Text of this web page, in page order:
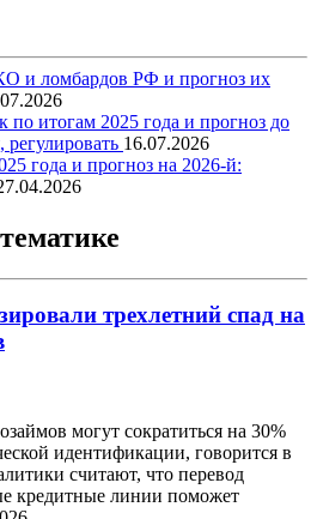
и ломбардов РФ и прогноз их
итогам 2025 года и прогноз до
регулировать 16.07.2026
года и прогноз на 2026-й:
трехлетний спад на
могут сократиться на 30%
идентификации, говорится в
считают, что перевод
кредитные линии поможет